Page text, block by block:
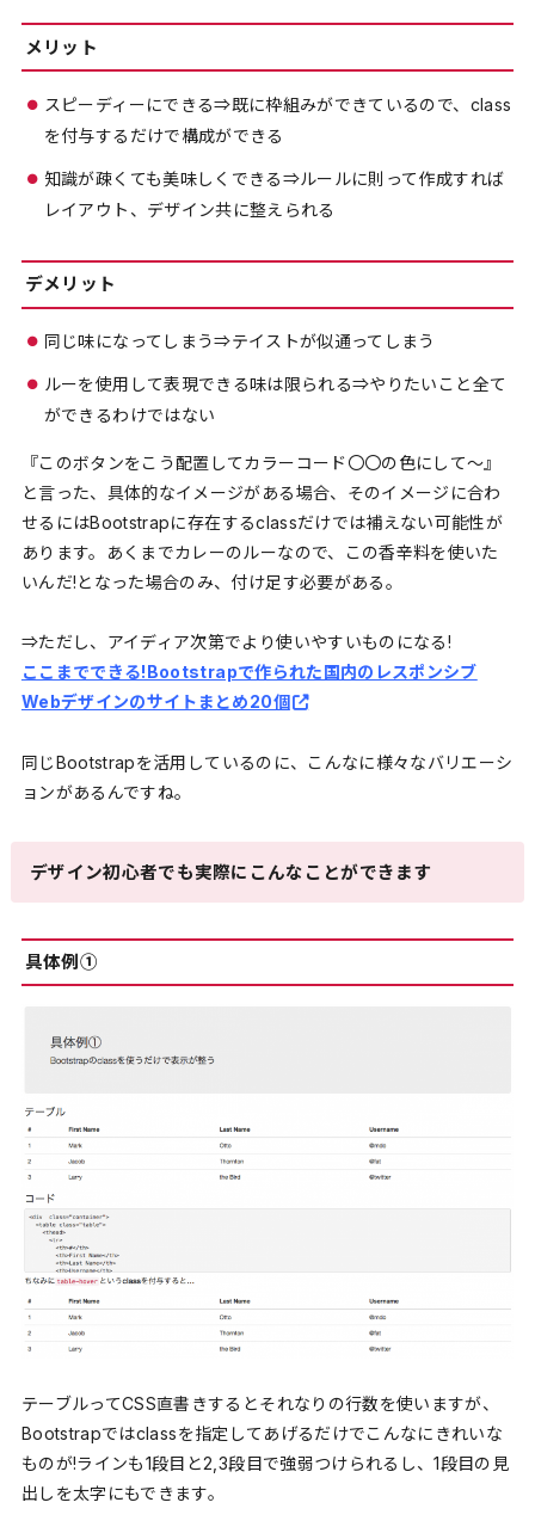
メリット
スピーディーにできる⇒既に枠組みができているので、class
を付与するだけで構成ができる
知識が疎くても美味しくできる⇒ルールに則って作成すれば
レイアウト、デザイン共に整えられる
デメリット
同じ味になってしまう⇒テイストが似通ってしまう
ルーを使用して表現できる味は限られる⇒やりたいこと全て
ができるわけではない
『このボタンをこう配置してカラーコード〇〇の色にして〜』
と言った、具体的なイメージがある場合、そのイメージに合わ
せるにはBootstrapに存在するclassだけでは補えない可能性が
あります。あくまでカレーのルーなので、この香辛料を使いた
いんだ!となった場合のみ、付け足す必要がある。
⇒ただし、アイディア次第でより使いやすいものになる!
ここまでできる!Bootstrapで作られた国内のレスポンシブ
Webデザインのサイトまとめ20個
同じBootstrapを活用しているのに、こんなに様々なバリエーシ
ョンがあるんですね。
デザイン初心者でも実際にこんなことができます
具体例①
テーブルってCSS直書きするとそれなりの行数を使いますが、
Bootstrapではclassを指定してあげるだけでこんなにきれいな
ものが!ラインも1段目と2,3段目で強弱つけられるし、1段目の見
出しを太字にもできます。